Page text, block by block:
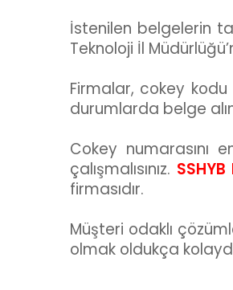
İstenilen belgelerin
Teknoloji İl
Firmalar, cokey kodu
durumlarda belge
Cokey numarasını
çalışmalısınız.
firmasıdır.
Müşteri odaklı
olmak oldukça